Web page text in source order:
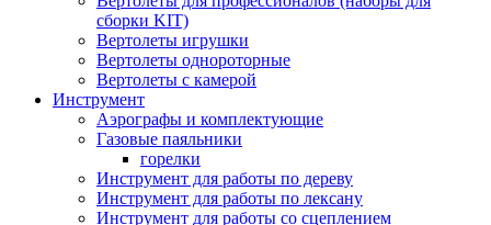
сборки KIT)
Вертолеты игрушки
Вертолеты однороторные
Вертолеты с камерой
Инструмент
Аэрографы и комплектующие
Газовые паяльники
горелки
Инструмент для работы по дереву
Инструмент для работы по лексану
Инструмент для работы со сцеплением